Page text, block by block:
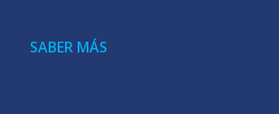
SABER MÁS